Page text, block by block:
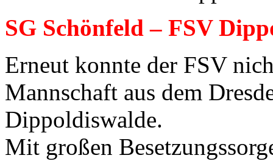
SG Schönfeld – FSV
Erneut konnte der FSV
Mannschaft aus dem
Dippoldiswalde.
Mit großen